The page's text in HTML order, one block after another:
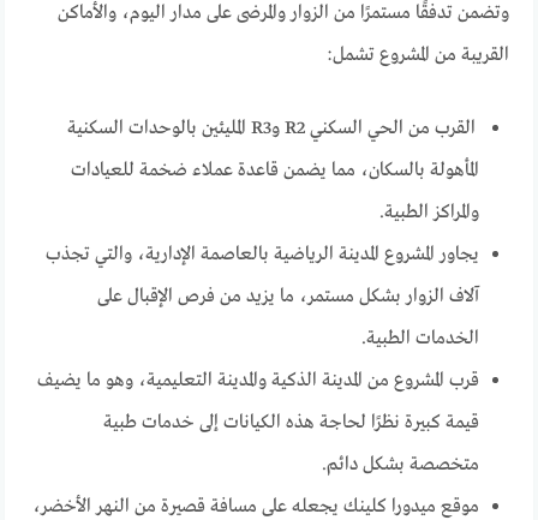
وتضمن تدفقًا مستمرًا من الزوار والمرضى على مدار اليوم، والأماكن
القريبة من المشروع تشمل:
القرب من الحي السكني R2 وR3 المليئين بالوحدات السكنية
المأهولة بالسكان، مما يضمن قاعدة عملاء ضخمة للعيادات
والمراكز الطبية.
يجاور المشروع المدينة الرياضية بالعاصمة الإدارية، والتي تجذب
آلاف الزوار بشكل مستمر، ما يزيد من فرص الإقبال على
الخدمات الطبية.
قرب المشروع من المدينة الذكية والمدينة التعليمية، وهو ما يضيف
قيمة كبيرة نظرًا لحاجة هذه الكيانات إلى خدمات طبية
متخصصة بشكل دائم.
موقع ميدورا كلينك يجعله على مسافة قصيرة من النهر الأخضر،